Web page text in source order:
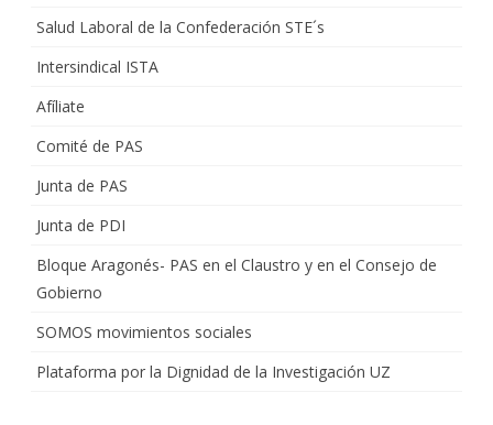
Salud Laboral de la Confederación STE´s
Intersindical ISTA
Afíliate
Comité de PAS
Junta de PAS
Junta de PDI
Bloque Aragonés- PAS en el Claustro y en el Consejo de
Gobierno
SOMOS movimientos sociales
Plataforma por la Dignidad de la Investigación UZ